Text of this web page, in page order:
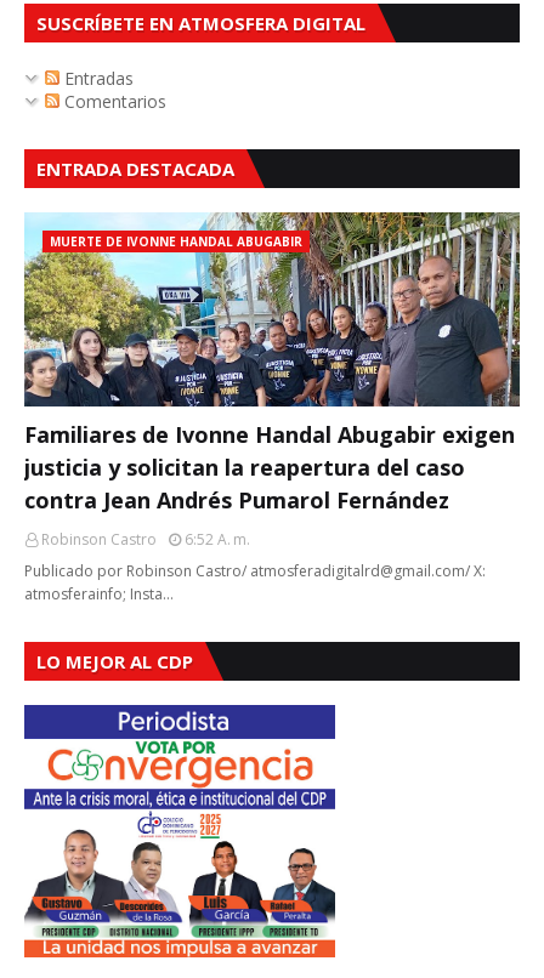
SUSCRÍBETE EN ATMOSFERA DIGITAL
Entradas
Comentarios
ENTRADA DESTACADA
MUERTE DE IVONNE HANDAL ABUGABIR
Familiares de Ivonne Handal Abugabir exigen
justicia y solicitan la reapertura del caso
contra Jean Andrés Pumarol Fernández
Robinson Castro
6:52 A. M.
Publicado por Robinson Castro/ atmosferadigitalrd@gmail.com/ X:
atmosferainfo; Insta…
LO MEJOR AL CDP